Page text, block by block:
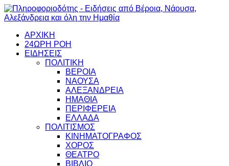
ΑΡΧΙΚΗ
24ΩΡΗ ΡΟΗ
ΕΙΔΗΣΕΙΣ
ΠΟΛΙΤΙΚΗ
ΒΕΡΟΙΑ
ΝΑΟΥΣΑ
ΑΛΕΞΑΝΔΡΕΙΑ
ΗΜΑΘΙΑ
ΠΕΡΙΦΕΡΕΙΑ
ΕΛΛΑΔΑ
ΠΟΛΙΤΙΣΜΟΣ
ΚΙΝΗΜΑΤΟΓΡΑΦΟΣ
ΧΟΡΟΣ
ΘΕΑΤΡΟ
ΒΙΒΛΙΟ